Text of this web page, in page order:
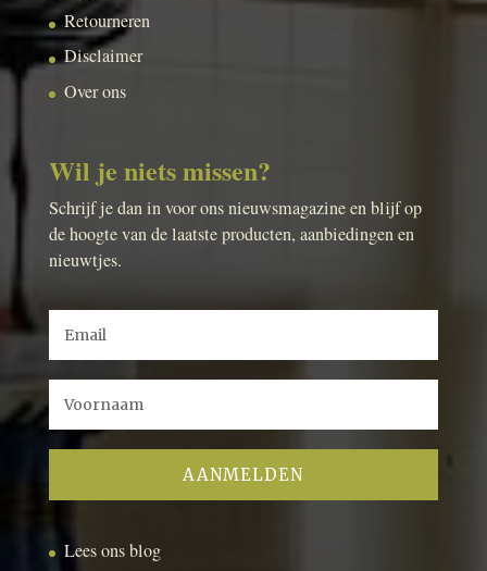
Retourneren
Disclaimer
Over ons
Wil je niets missen?
Schrijf je dan in voor ons nieuwsmagazine en blijf op
de hoogte van de laatste producten, aanbiedingen en
nieuwtjes.
Lees ons blog